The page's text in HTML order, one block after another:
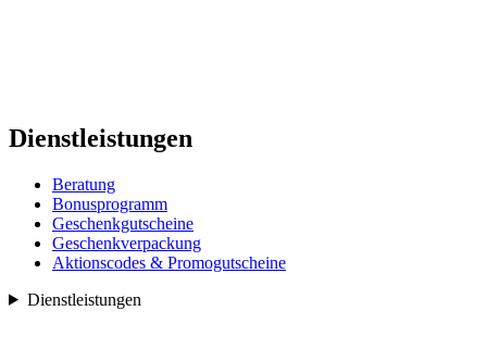
Dienstleistungen
Beratung
Bonusprogramm
Geschenkgutscheine
Geschenkverpackung
Aktionscodes & Promogutscheine
Dienstleistungen